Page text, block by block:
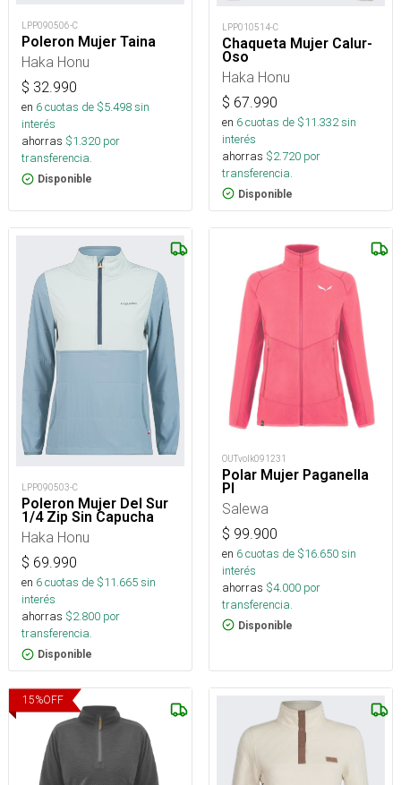
LPP090506-C
Poleron Mujer Taina
Haka Honu
$ 32.990
en 6cuotas de $5.498sin
interés
ahorras $1.320 por
transferencia.
Disponible
LPP010514-C
Chaqueta Mujer Calur-
Oso
Haka Honu
$ 67.990
en 6cuotas de $11.332sin
interés
ahorras $2.720 por
transferencia.
Disponible
LPP090503-C
Poleron Mujer Del Sur
1/4 Zip Sin Capucha
Haka Honu
$ 69.990
en 6cuotas de $11.665sin
interés
ahorras $2.800 por
transferencia.
Disponible
OUTvolk091231
Polar Mujer Paganella
Pl
Salewa
$ 99.900
en 6cuotas de $16.650sin
interés
ahorras $4.000 por
transferencia.
Disponible
15%OFF